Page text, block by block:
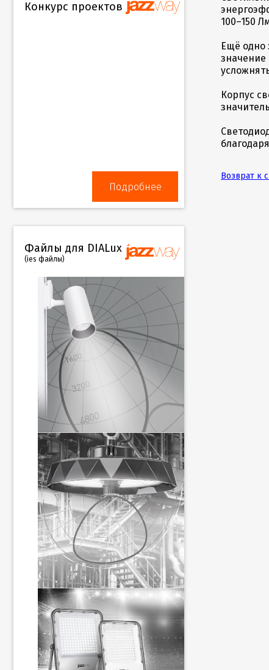
Конкурс проектов
Подробнее
Файлы для DIALux
(ies файлы)
100–150
Ещё одно
значение
Корпус
Возврат к